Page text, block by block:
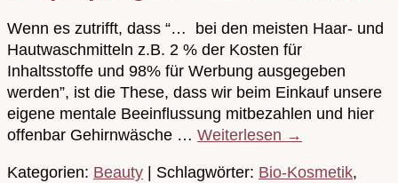
Wenn es zutrifft, dass “… bei den meisten Haar- und
Hautwaschmitteln z.B. 2 % der Kosten für
Inhaltsstoffe und 98% für Werbung ausgegeben
werden”, ist die These, dass wir beim Einkauf unsere
eigene mentale Beeinflussung mitbezahlen und hier
offenbar Gehirnwäsche … Weiterlesen →
Kategorien: Beauty | Schlagwörter: Bio-Kosmetik,